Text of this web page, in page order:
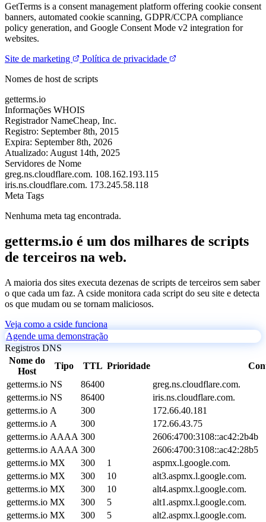
GetTerms is a consent management platform offering cookie consent
banners, automated cookie scanning, GDPR/CCPA compliance
policy generation, and Google Consent Mode v2 integration for
websites.
Site de marketing
Política de privacidade
Nomes de host de scripts
getterms.io
Informações WHOIS
Registrador NameCheap, Inc.
Registro: September 8th, 2015
Expira: September 8th, 2026
Atualizado: August 14th, 2025
Servidores de Nome
greg.ns.cloudflare.com. 108.162.193.115
iris.ns.cloudflare.com. 173.245.58.118
Meta Tags
Nenhuma meta tag encontrada.
getterms.io é um dos milhares de scripts
de terceiros na web.
A maioria dos sites executa dezenas de scripts de terceiros sem saber
o que cada um faz. A cside monitora cada script do seu site e detecta
os que mudam ou se tornam maliciosos.
Veja como a cside funciona
Agende uma demonstração
Registros DNS
Nome do
Host
Tipo TTL Prioridade
getterms.io NS 86400
greg.ns.cloudflare.com.
getterms.io NS 86400
iris.ns.cloudflare.com.
getterms.io A 300
172.66.40.181
getterms.io A 300
172.66.43.75
getterms.io AAAA 300
2606:4700:3108::ac42:2b4b
getterms.io AAAA 300
2606:4700:3108::ac42:28b5
getterms.io MX 300 1
aspmx.l.google.com.
getterms.io MX 300 10
alt3.aspmx.l.google.com.
getterms.io MX 300 10
alt4.aspmx.l.google.com.
getterms.io MX 300 5
alt1.aspmx.l.google.com.
getterms.io MX 300 5 alt2.aspmx.l.google.com.